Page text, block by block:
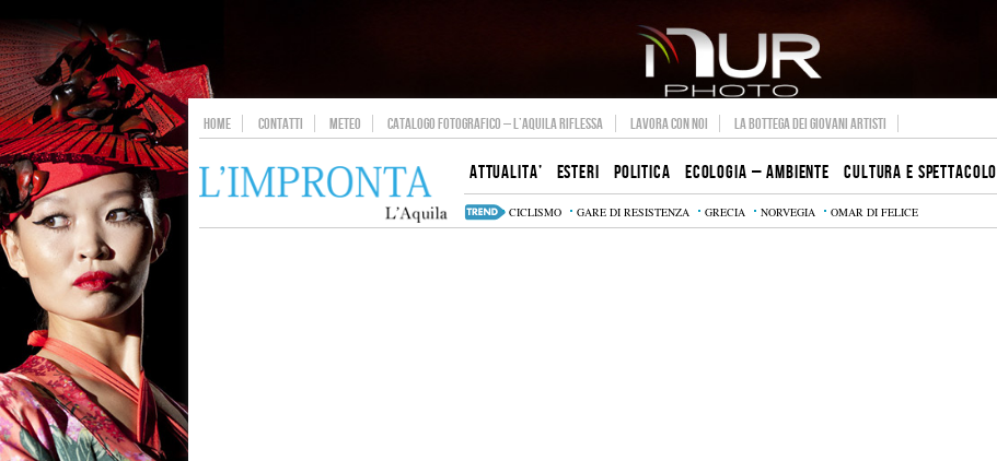
HOME CONTATTI METEO CATALOGO FOTOGRAFICO – L’AQUILA RIFLESSA LAVORA CON NOI LA BOTTEGA DEI GIOVANI ARTISTI
ATTUALITA’ ESTERI POLITICA ECOLOGIA – AMBIENTE CULTURA E SPETTACOLO
CICLISMO GARE DI RESISTENZA GRECIA NORVEGIA OMAR DI FELICE